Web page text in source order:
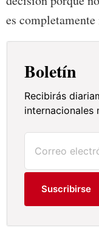
es
Boletín
Recibirás
internacionales
Suscribirse